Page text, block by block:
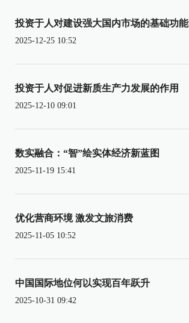
投资于人对建设强大国内市场的基础功能
2025-12-25 10:52
投资于人对促进新质生产力发展的作用
2025-12-10 09:01
数实融合：“智”绘实体经济新蓝图
2025-11-19 15:41
优化营商环境 激发文旅消费
2025-11-05 10:52
中国国际地位何以实现百年跃升
2025-10-31 09:42